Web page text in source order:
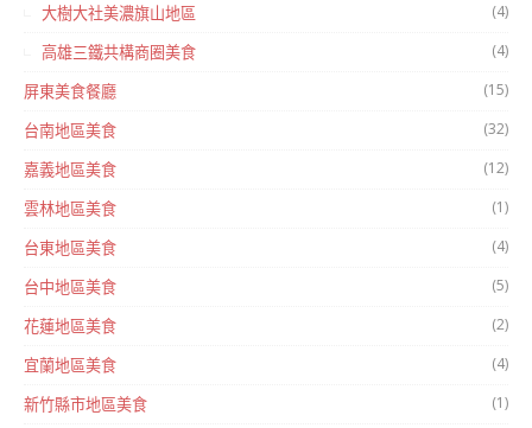
大樹大社美濃旗山地區 (4)
高雄三鐵共構商圈美食 (4)
屏東美食餐廳 (15)
台南地區美食 (32)
嘉義地區美食 (12)
雲林地區美食 (1)
台東地區美食 (4)
台中地區美食 (5)
花蓮地區美食 (2)
宜蘭地區美食 (4)
新竹縣市地區美食 (1)